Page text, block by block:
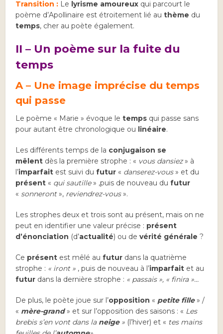
Transition : Le lyrisme amoureux qui parcourt le
poème d’Apollinaire est étroitement lié authème du
temps, cher au poète également.
II – Un poème sur la fuite du
temps
A – Une image imprécise du temps
qui passe
Le poème « Marie » évoque letemps qui passe sans
pour autant être chronologique ou linéaire.
Les différents temps de la conjugaison se
mêlent dès la première strophe : « vous dansiez» à
l’imparfait est suivi dufutur « danserez-vous» et du
présent « qui sautille» ,puis de nouveau dufutur
« sonneront», reviendrez-vous».
Les strophes deux et trois sont au présent, mais on ne
peut en identifier une valeur précise : présent
d’énonciation (d’actualité) ou devérité générale ?
Ce présent est mêlé aufutur dans la quatrième
strophe : « iront » , puis de nouveau à l’imparfait et au
futur dans la dernière strophe : « passais », « finira »…
De plus, le poète joue sur l’opposition « petite fille» /
« mère-grand» et sur l’opposition des saisons : « Les
brebis s’en vont dans la neige» (l’hiver) et « tes mains